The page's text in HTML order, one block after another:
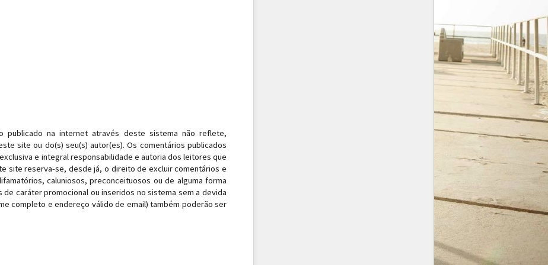
publicado na internet através deste sistema não reflete,
site ou do(s) seu(s) autor(es). Os comentários publicados
e integral responsabilidade e autoria dos leitores que
site reserva-se, desde já, o direito de excluir comentários e
caluniosos, preconceituosos ou de alguma forma
caráter promocional ou inseridos no sistema sem a devida
completo e endereço válido de email) também poderão ser